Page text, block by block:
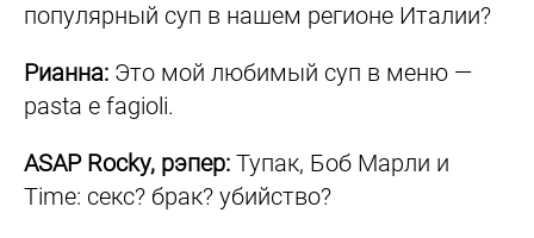
популярный суп в нашем регионе Италии?
Рианна: Это мой любимый суп в меню —
pasta e fagioli.
ASAP Rocky, рэпер: Тупак, Боб Марли и
Time: cекс? брак? убийство?